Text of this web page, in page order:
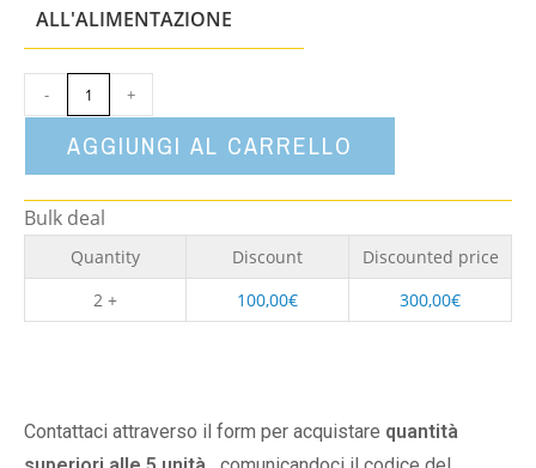
ALL'ALIMENTAZIONE
- +
AGGIUNGI AL CARRELLO
Bulk deal
Quantity Discount
Discounted price
2 +
100,00€ 300,00€
Contattaci attraverso il form per acquistare quantità